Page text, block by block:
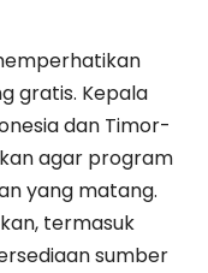
gratis. Kepala
dan Timor-
agar program
yang matang.
termasuk
sumber